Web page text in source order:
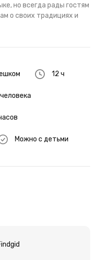
но всегда рады гостям
о своих традициях и
12 ч
Можно с детьми